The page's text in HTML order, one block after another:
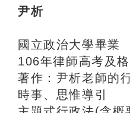
尹析
國立政治大學畢業
106年律師高考及格
著作：尹析老師的
時事、思惟導引